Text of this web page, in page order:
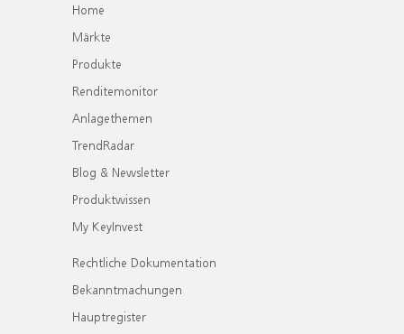
Home
Märkte
Produkte
Renditemonitor
Anlagethemen
TrendRadar
Blog & Newsletter
Produktwissen
My KeyInvest
Rechtliche Dokumentation
Bekanntmachungen
Hauptregister